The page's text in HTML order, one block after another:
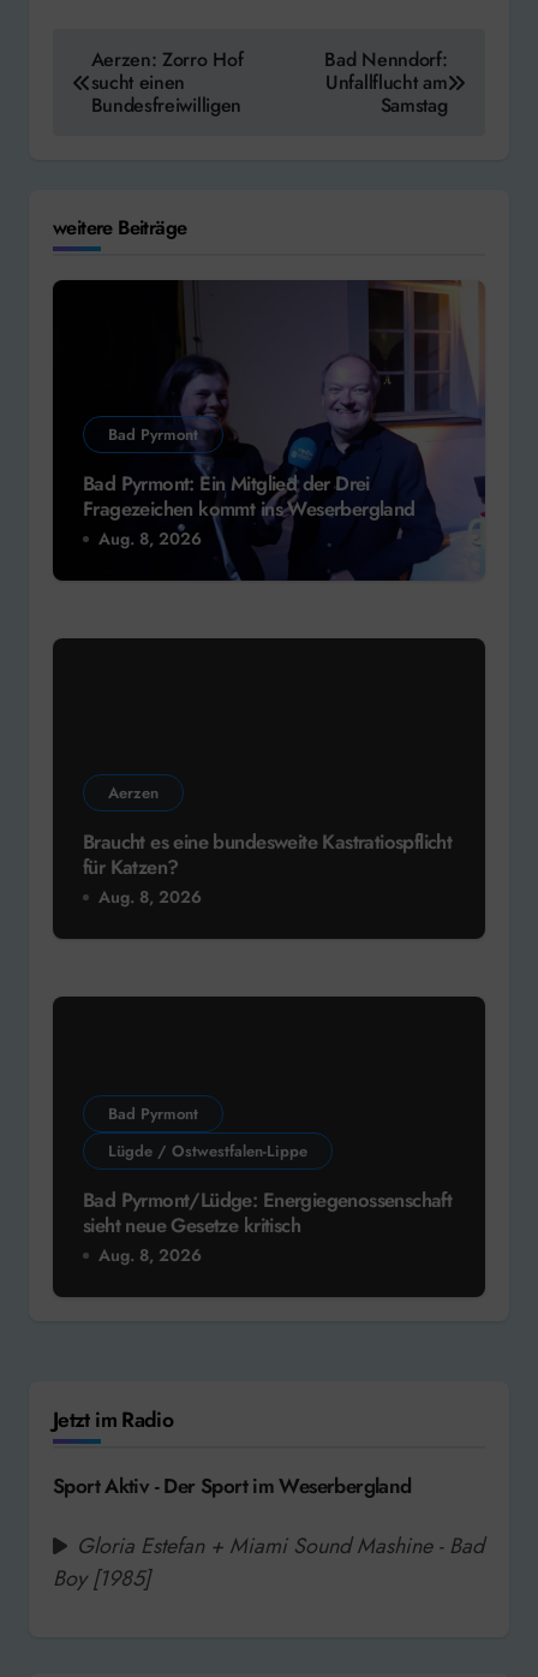
Aerzen: Zorro Hof
sucht einen
Bundesfreiwilligen
Bad Nenndorf:
Unfallflucht am
Samstag
weitere Beiträge
Bad Pyrmont
Bad Pyrmont: Ein Mitglied der Drei
Fragezeichen kommt ins Weserbergland
Aug. 8, 2026
Aerzen
Braucht es eine bundesweite Kastratiospflicht
für Katzen?
Aug. 8, 2026
Bad Pyrmont
Lügde / Ostwestfalen-Lippe
Bad Pyrmont/Lüdge: Energiegenossenschaft
sieht neue Gesetze kritisch
Aug. 8, 2026
Jetzt im Radio
Sport Aktiv - Der Sport im Weserbergland
Gloria Estefan + Miami Sound Mashine - Bad
Boy [1985]